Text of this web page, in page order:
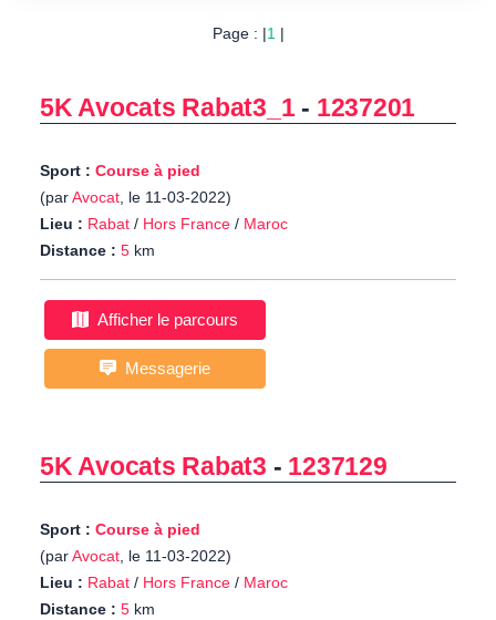
Page : |1|
5K Avocats Rabat3_1- 1237201
Sport : Course à pied
(parAvocat, le 11-03-2022)
Lieu : Rabat / Hors France / Maroc
Distance : 5 km
Afficher le parcours
Messagerie
5K Avocats Rabat3 - 1237129
Sport : Course à pied
(parAvocat, le 11-03-2022)
Lieu : Rabat / Hors France / Maroc
Distance : 5 km